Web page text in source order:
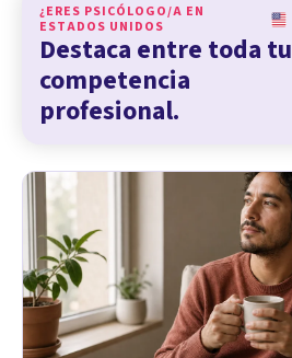
¿ERES PSICÓLOGO/A EN
ESTADOS UNIDOS
Destaca entre toda tu
competencia
profesional.